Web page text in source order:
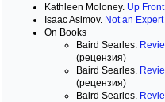
Kathleen Moloney. Up Front
Isaac Asimov. Not an Expert
On Books
Baird Searles.
(рецензия)
Baird Searles.
(рецензия)
Baird Searles.